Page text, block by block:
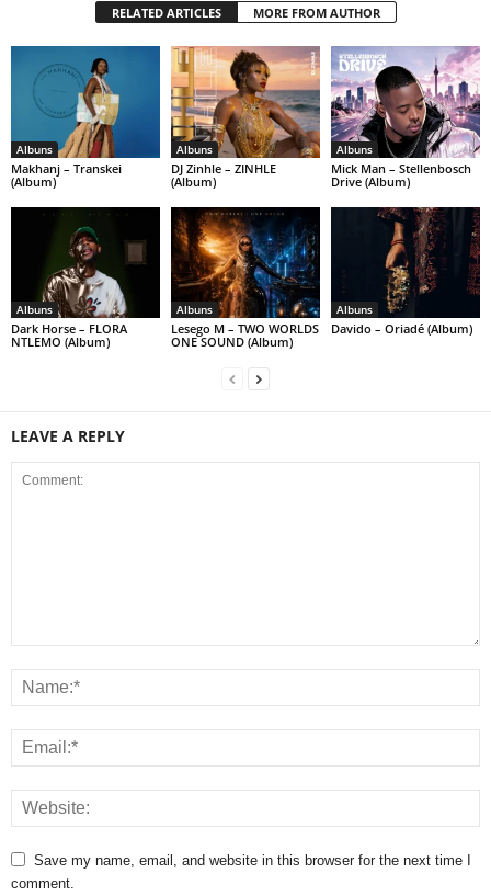
RELATED ARTICLES MORE FROM AUTHOR
Albuns
Makhanj – Transkei
(Album)
Albuns
DJ Zinhle – ZINHLE
(Album)
Albuns
Mick Man – Stellenbosch
Drive (Album)
Albuns
Dark Horse – FLORA
NTLEMO (Album)
Albuns
Lesego M – TWO WORLDS
ONE SOUND (Album)
Albuns
Davido – Oriadé (Album)
LEAVE A REPLY
Save my name, email, and website in this browser for the next time I
comment.